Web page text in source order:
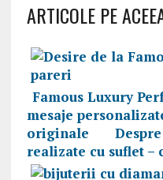
ARTICOLE PE
Famous Luxury
mesaje
originale
realizate cu suflet –